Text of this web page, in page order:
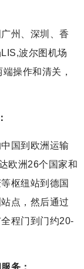
州、深圳、香
波尔图机场
操作和清关，
国到欧洲运输
欧洲26个国家和
枢纽站到德国
点，然后通过
程门到门约20-